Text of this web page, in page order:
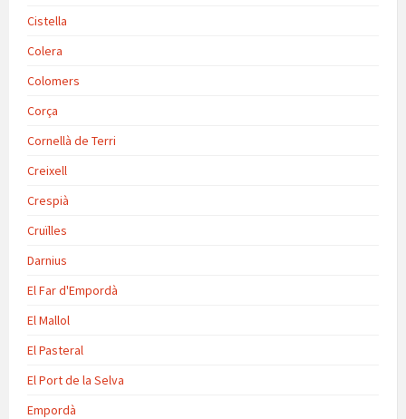
Cistella
Colera
Colomers
Corça
Cornellà de Terri
Creixell
Crespià
Cruïlles
Darnius
El Far d'Empordà
El Mallol
El Pasteral
El Port de la Selva
Empordà